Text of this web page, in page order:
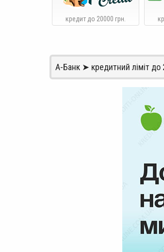
кредит до 20000 грн.
А-Банк ➤ кредитний ліміт до